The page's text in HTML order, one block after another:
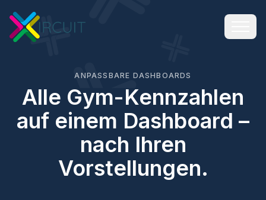
ANPASSBARE DASHBOARDS
Alle Gym-Kennzahlen
auf einem Dashboard –
nach Ihren
Vorstellungen.